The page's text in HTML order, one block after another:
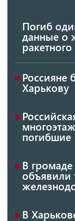
Погиб
данные о
Россияне
Харькову
погибшие
В
объявили
В